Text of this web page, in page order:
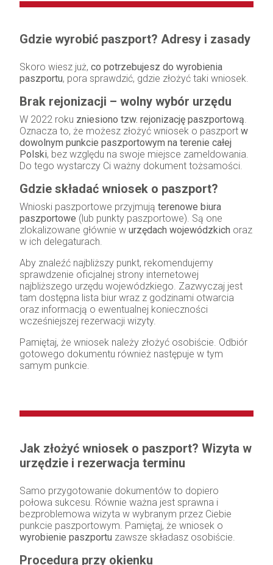
Gdzie wyrobić paszport? Adresy i zasady
Skoro wiesz już, co potrzebujesz do wyrobienia
paszportu, pora sprawdzić, gdzie złożyć taki wniosek.
Brak rejonizacji – wolny wybór urzędu
W 2022 roku zniesiono tzw. rejonizację paszportową.
Oznacza to, że możesz złożyć wniosek o paszport w
dowolnym punkcie paszportowym na terenie całej
Polski, bez względu na swoje miejsce zameldowania.
Do tego wystarczy Ci ważny dokument tożsamości.
Gdzie składać wniosek o paszport?
Wnioski paszportowe przyjmują terenowe biura
paszportowe (lub punkty paszportowe). Są one
zlokalizowane głównie w urzędach wojewódzkich oraz
w ich delegaturach.
Aby znaleźć najbliższy punkt, rekomendujemy
sprawdzenie oficjalnej strony internetowej
najbliższego urzędu wojewódzkiego. Zazwyczaj jest
tam dostępna lista biur wraz z godzinami otwarcia
oraz informacją o ewentualnej konieczności
wcześniejszej rezerwacji wizyty.
Pamiętaj, że wniosek należy złożyć osobiście. Odbiór
gotowego dokumentu również następuje w tym
samym punkcie.
Jak złożyć wniosek o paszport? Wizyta w
urzędzie i rezerwacja terminu
Samo przygotowanie dokumentów to dopiero
połowa sukcesu. Równie ważna jest sprawna i
bezproblemowa wizyta w wybranym przez Ciebie
punkcie paszportowym. Pamiętaj, że wniosek o
wyrobienie paszportu zawsze składasz osobiście.
Procedura przy okienku